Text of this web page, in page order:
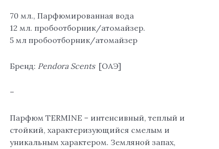
70 мл., Парфюмированная вода
12 мл. пробоотборник/атомайзер.
5 мл пробоотборник/атомайзер
Бренд: Pendora Scents [ОАЭ]
–
Парфюм TERMINE – интенсивный, теплый и
стойкий, характеризующийся смелым и
уникальным характером. Земляной запах,